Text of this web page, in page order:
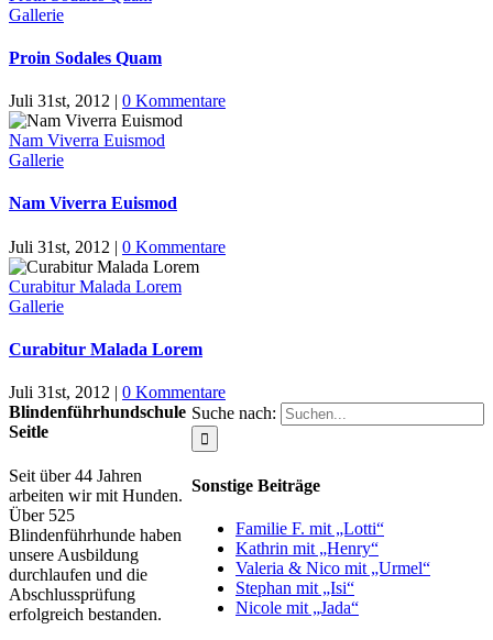
Gallerie
Proin Sodales Quam
Juli 31st, 2012 | 0 Kommentare
Nam Viverra Euismod
Gallerie
Nam Viverra Euismod
Juli 31st, 2012 | 0 Kommentare
Curabitur Malada Lorem
Gallerie
Curabitur Malada Lorem
Juli 31st, 2012 | 0 Kommentare
Suche nach:
Sonstige Beiträge
Familie F. mit „Lotti“
Kathrin mit „Henry“
Valeria & Nico mit „Urmel“
Stephan mit „Isi“
Nicole mit „Jada“
Blindenführhundschule
Seitle
Seit über 44 Jahren
arbeiten wir mit Hunden.
Über 525
Blindenführhunde haben
unsere Ausbildung
durchlaufen und die
Abschlussprüfung
erfolgreich bestanden.